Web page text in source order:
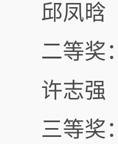
邱凤晗
二等奖：
许志强
三等奖：